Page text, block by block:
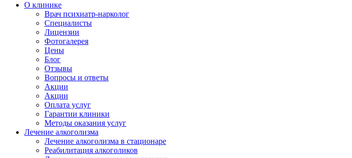
О клинике
Врач психиатр-нарколог
Специалисты
Лицензии
Фотогалерея
Цены
Блог
Отзывы
Вопросы и ответы
Акции
Акции
Оплата услуг
Гарантии клиники
Методы оказания услуг
Лечение алкоголизма
Лечение алкоголизма в стационаре
Реабилитация алкоголиков